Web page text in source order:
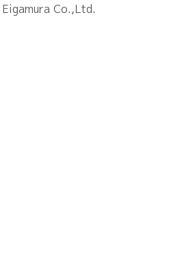
Co.,Ltd.